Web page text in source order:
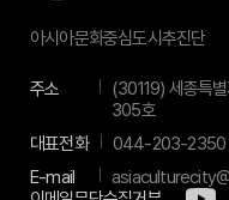
아시아문화중심도시추진단
주소
(30119) 세종특
305호
대표전화
044-203-2350
E-mail